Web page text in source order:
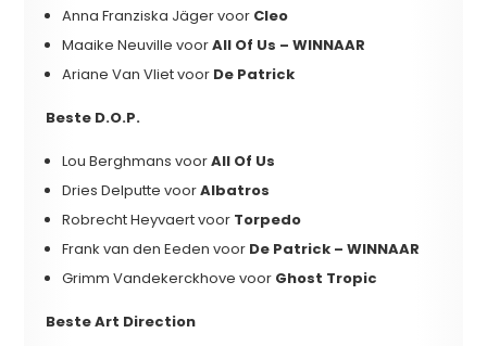
Anna Franziska Jäger voor Cleo
Maaike Neuville voorAll Of Us – WINNAAR
Ariane Van Vliet voor De Patrick
Beste D.O.P.
Lou Berghmans voorAll Of Us
Dries Delputte voorAlbatros
Robrecht Heyvaert voor Torpedo
Frank van den Eeden voor De Patrick – WINNAAR
Grimm Vandekerckhove voor Ghost Tropic
Beste Art Direction